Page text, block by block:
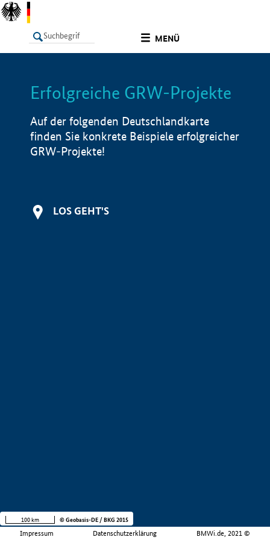
MENÜ
LISTE Info
Erfolgreiche GRW-Projekte
Auf der folgenden Deutschlandkarte
finden Sie konkrete Beispiele erfolgreicher
GRW-Projekte!
LOS GEHT'S
Impressum Datenschutzerklärung BMWi.de, 2021 ©
100 km © Geobasis-DE / BKG 2015